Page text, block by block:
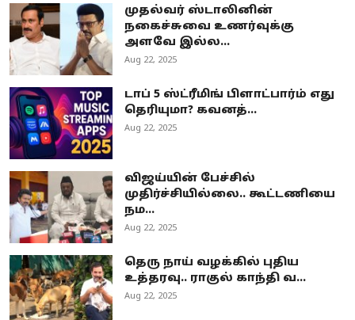
முதல்வர் ஸ்டாலினின்
நகைச்சுவை உணர்வுக்கு
அளவே இல்ல...
Aug 22, 2025
டாப் 5 ஸ்ட்ரீமிங் பிளாட்பார்ம் எது
தெரியுமா? கவனத்...
Aug 22, 2025
விஜய்யின் பேச்சில்
முதிர்ச்சியில்லை.. கூட்டணியை
நம...
Aug 22, 2025
தெரு நாய் வழக்கில் புதிய
உத்தரவு.. ராகுல் காந்தி வ...
Aug 22, 2025